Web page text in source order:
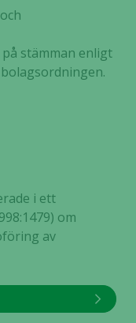
stämman enligt
i ett
om
av
när du
ökar du
att få se
erbjudanden.